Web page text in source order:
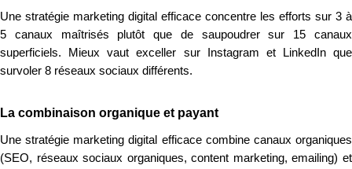
Une stratégie marketing digital efficace concentre les efforts sur 3 à
5 canaux maîtrisés plutôt que de saupoudrer sur 15 canaux
superficiels. Mieux vaut exceller sur Instagram et LinkedIn que
survoler 8 réseaux sociaux différents.
La combinaison organique et payant
Une stratégie marketing digital efficace combine canaux organiques
(SEO, réseaux sociaux organiques, content marketing, emailing) et